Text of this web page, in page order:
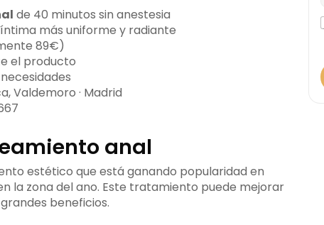
de 40 minutos sin anestesia
más uniforme y radiante
89€)
el producto
Valdemoro · Madrid
anal
estético que está ganando popularidad en
la zona del ano. Este tratamiento puede mejorar
beneficios.